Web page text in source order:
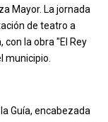
Mayor. La jornada
de teatro a
con la obra "El Rey
municipio.
Guía, encabezada